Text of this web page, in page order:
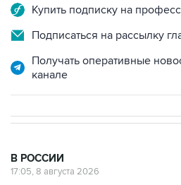
Купить подписку на
Подписаться на рассылку
Получать оперативные
канале
В РОССИИ
17:05, 8 августа 2026